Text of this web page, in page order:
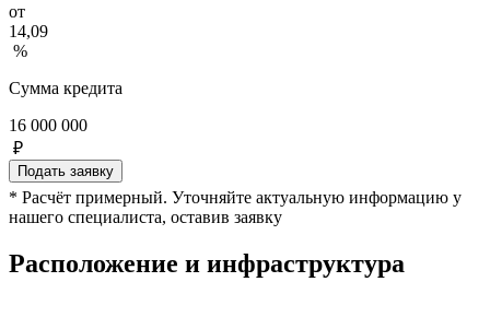
от
14,09
%
Сумма кредита
16 000 000
₽
Подать заявку
* Расчёт примерный. Уточняйте актуальную информацию у
нашего специалиста, оставив заявку
Расположение и инфраструктура